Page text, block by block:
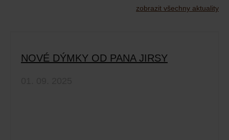
zobrazit všechny aktuality
NOVÉ DÝMKY OD PANA JIRSY